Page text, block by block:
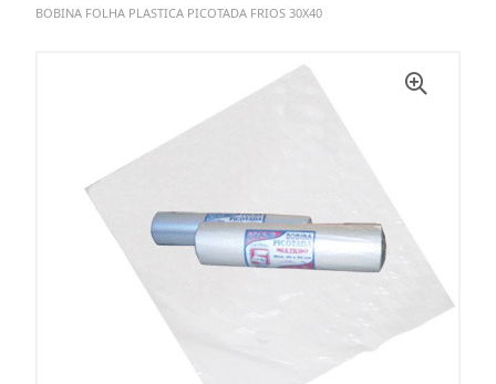
BOBINA FOLHA PLASTICA PICOTADA FRIOS 30X40